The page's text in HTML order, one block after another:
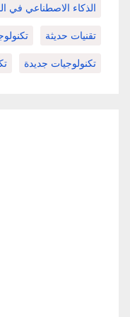
الذكاء الاصطناعي في
تقنيات حديثة
تكنولوجيات جديدة